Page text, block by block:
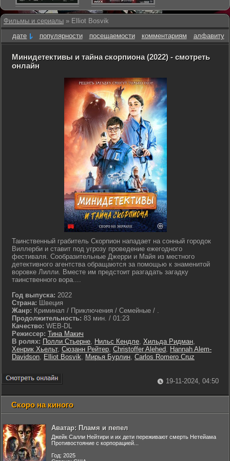
Фильмы и сериалы » Elliot Bosvik
дате
популярности посещаемости комментариям алфавиту
Минидетективы и тайна скорпиона (2022) - смотреть
онлайн
Таинственный грабитель Скорпион нападает на сонный городок
Виллерби и ставит под угрозу проведение ежегодного
фестиваля. Сообразительные Джерри и Майя из местного
детективного агентства обращаются за помощью к знаменитой
воровке Лилли. Вместе им предстоит разгадать загадку
таинственного вора....
Год выпуска: 2022
Страна: Швеция
Жанр: Криминал / Приключения / Семейные / .
Продолжительность: 83 мин. / 01:23
Качество: WEB-DL
Режиссер: Тина Макич
В ролях: Полли Стьерне, Нильс Кендле, Хильда Ридман,
Хенрик Хьельт, Сюзанн Рейтер, Christoffer Alehed, Hannah Alem-
Davidson, Elliot Bosvik, Мирья Бурлин, Carlos Romero Cruz
19-11-2024, 04:50
Скоро на киного
Аватар: Пламя и пепел
Джейк Салли Нейтири и их дети переживают смерть Нетейама
Противостояние с корпорацией...
Год: 2025